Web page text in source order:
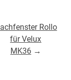
Rollo
für Velux
MK36→